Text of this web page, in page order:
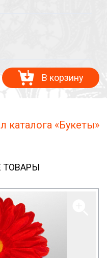
В корзину
каталога «Букеты»
ТОВАРЫ